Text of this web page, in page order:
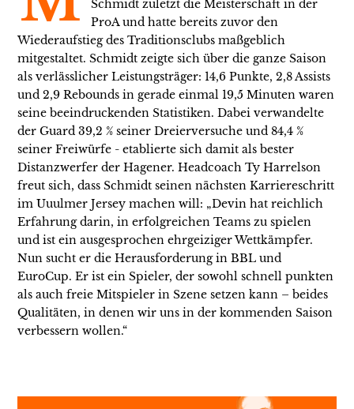
Schmidt zuletzt die Meisterschaft in der
ProA und hatte bereits zuvor den
Wiederaufstieg des Traditionsclubs maßgeblich
mitgestaltet. Schmidt zeigte sich über die ganze Saison
als verlässlicher Leistungsträger: 14,6 Punkte, 2,8 Assists
und 2,9 Rebounds in gerade einmal 19,5 Minuten waren
seine beeindruckenden Statistiken. Dabei verwandelte
der Guard 39,2 % seiner Dreierversuche und 84,4 %
seiner Freiwürfe - etablierte sich damit als bester
Distanzwerfer der Hagener. Headcoach Ty Harrelson
freut sich, dass Schmidt seinen nächsten Karriereschritt
im Uuulmer Jersey machen will: „Devin hat reichlich
Erfahrung darin, in erfolgreichen Teams zu spielen
und ist ein ausgesprochen ehrgeiziger Wettkämpfer.
Nun sucht er die Herausforderung in BBL und
EuroCup. Er ist ein Spieler, der sowohl schnell punkten
als auch freie Mitspieler in Szene setzen kann – beides
Qualitäten, in denen wir uns in der kommenden Saison
verbessern wollen.“